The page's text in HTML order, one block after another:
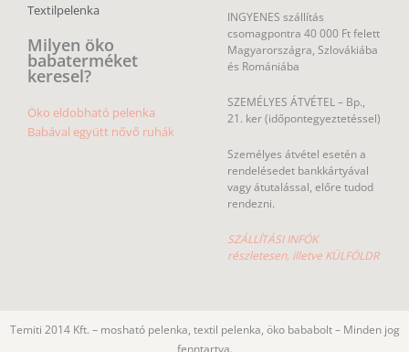
Textilpelenka
Milyen öko
babaterméket
keresel?
Öko eldobható pelenka
Babával együtt nővő ruhák
INGYENES szállítás
csomagpontra 40 000 Ft felett
Magyarországra, Szlovákiába
és Romániába
SZEMÉLYES ÁTVÉTEL – Bp.,
21. ker (időpontegyeztetéssel)
Személyes átvétel esetén a
rendelésedet bankkártyával
vagy átutalással, előre tudod
rendezni.
SZÁLLÍTÁSI INFÓK
részletesen, illetve KÜLFÖLDR
Temiti 2014 Kft. – mosható pelenka, textil pelenka, öko bababolt – Minden jog
fenntartva.